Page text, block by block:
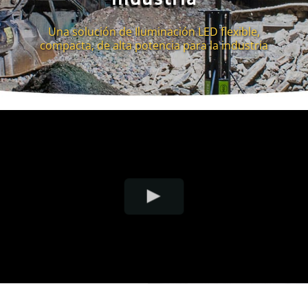
Una solución de Iluminación LED flexible,
compacta, de alta potencia para la industria